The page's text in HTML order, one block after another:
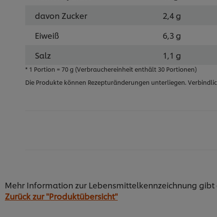
davon Zucker
2,4 g
Eiweiß
6,3 g
Salz
1,1 g
* 1 Portion = 70 g (Verbrauchereinheit enthält 30 Portionen)
Die Produkte können Rezepturänderungen unterliegen.
Unsere Produkte können Rezepturänderungen
lediglich als Beispiele und haben keinen
Produkthinweise
Mehr Information zur Lebensmittelkennzeichnung gibt
Zurück zur "Produktübersicht"